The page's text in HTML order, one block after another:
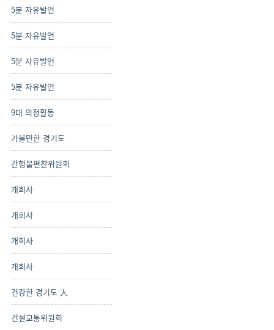
5분 자유발언
5분 자유발언
5분 자유발언
5분 자유발언
9대 의정활동
가볼만한 경기도
간행물편찬위원회
개회사
개회사
개회사
개회사
건강한 경기도 人
건설교통위원회